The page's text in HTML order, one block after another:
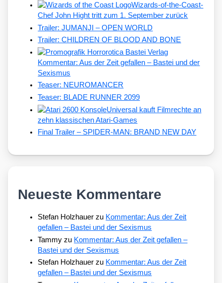
Wizards-of-the-Coast-
Chef John Hight tritt zum 1. September zurück
Trailer: JUMANJI – OPEN WORLD
Trailer: CHILDREN OF BLOOD AND BONE
Kommentar: Aus der Zeit gefallen – Bastei und der
Sexismus
Teaser: NEUROMANCER
Teaser: BLADE RUNNER 2099
Universal kauft Filmrechte an
zehn klassischen Atari-Games
Final Trailer – SPIDER-MAN: BRAND NEW DAY
Neueste Kommentare
Stefan Holzhauer zu Kommentar: Aus der Zeit
gefallen – Bastei und der Sexismus
Tammy zu Kommentar: Aus der Zeit gefallen –
Bastei und der Sexismus
Stefan Holzhauer zu Kommentar: Aus der Zeit
gefallen – Bastei und der Sexismus